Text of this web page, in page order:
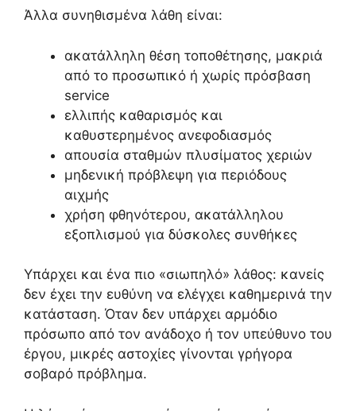
Άλλα συνηθισμένα λάθη είναι:
ακατάλληλη θέση τοποθέτησης, μακριά
από το προσωπικό ή χωρίς πρόσβαση
service
ελλιπής καθαρισμός και
καθυστερημένος ανεφοδιασμός
απουσία σταθμών πλυσίματος χεριών
μηδενική πρόβλεψη για περιόδους
αιχμής
χρήση φθηνότερου, ακατάλληλου
εξοπλισμού για δύσκολες συνθήκες
Υπάρχει και ένα πιο «σιωπηλό» λάθος: κανείς
δεν έχει την ευθύνη να ελέγχει καθημερινά την
κατάσταση. Όταν δεν υπάρχει αρμόδιο
πρόσωπο από τον ανάδοχο ή τον υπεύθυνο του
έργου, μικρές αστοχίες γίνονται γρήγορα
σοβαρό πρόβλημα.